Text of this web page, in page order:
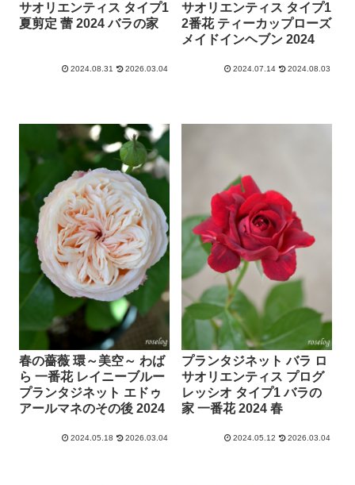
サオリエンティス タイプ1
夏剪定 蕾 2024 バラの家
2024.08.31 2026.03.04
サオリエンティス タイプ1
2番花 ティーカップローズ
メイドインヘブン 2024
2024.07.14 2024.08.03
春の薔薇 環～美空～ わば
ら 一番花 レイニーブルー
プランタジネット エドゥ
アールマネのその後 2024
2024.05.18 2026.03.04
プランタジネット バラ ロ
サオリエンティス プログ
レッシオ タイプ1 バラの
家 一番花 2024 春
2024.05.12 2026.03.04